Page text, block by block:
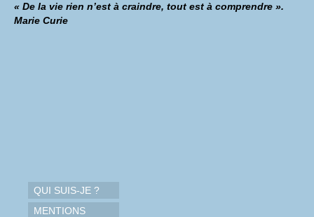
« De la vie rien n’est à craindre, tout est à comprendre ».
Marie Curie
QUI SUIS-JE ?
MENTIONS